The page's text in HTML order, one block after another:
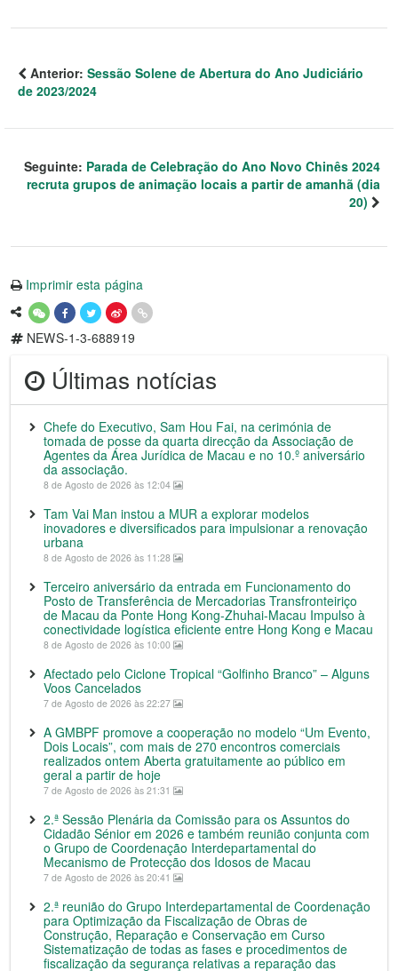
Anterior: Sessão Solene de Abertura do Ano Judiciário
de 2023/2024
Seguinte: Parada de Celebração do Ano Novo Chinês 2024
recruta grupos de animação locais a partir de amanhã (dia
20)
Imprimir esta página
NEWS-1-3-688919
Últimas notícias
Chefe do Executivo, Sam Hou Fai, na cerimónia de
tomada de posse da quarta direcção da Associação de
Agentes da Área Jurídica de Macau e no 10.º aniversário
da associação.
8 de Agosto de 2026 às 12:04
Tam Vai Man instou a MUR a explorar modelos
inovadores e diversificados para impulsionar a renovação
urbana
8 de Agosto de 2026 às 11:28
Terceiro aniversário da entrada em Funcionamento do
Posto de Transferência de Mercadorias Transfronteiriço
de Macau da Ponte Hong Kong-Zhuhai-Macau Impulso à
conectividade logística eficiente entre Hong Kong e Macau
8 de Agosto de 2026 às 10:00
Afectado pelo Ciclone Tropical “Golfinho Branco” – Alguns
Voos Cancelados
7 de Agosto de 2026 às 22:27
A GMBPF promove a cooperação no modelo “Um Evento,
Dois Locais”, com mais de 270 encontros comerciais
realizados ontem Aberta gratuitamente ao público em
geral a partir de hoje
7 de Agosto de 2026 às 21:31
2.ª Sessão Plenária da Comissão para os Assuntos do
Cidadão Sénior em 2026 e também reunião conjunta com
o Grupo de Coordenação Interdepartamental do
Mecanismo de Protecção dos Idosos de Macau
7 de Agosto de 2026 às 20:41
2.ª reunião do Grupo Interdepartamental de Coordenação
para Optimização da Fiscalização de Obras de
Construção, Reparação e Conservação em Curso
Sistematização de todas as fases e procedimentos de
fiscalização da segurança relativas a reparação das